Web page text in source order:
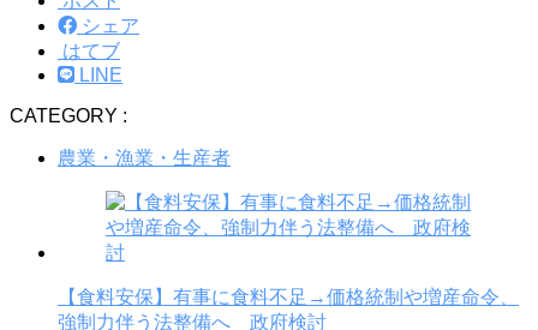
シェア
はてブ
LINE
CATEGORY :
農業・漁業・生産者
【食料安保】有事に食料不足→価格統制や増産命令、
強制力伴う法整備へ 政府検討